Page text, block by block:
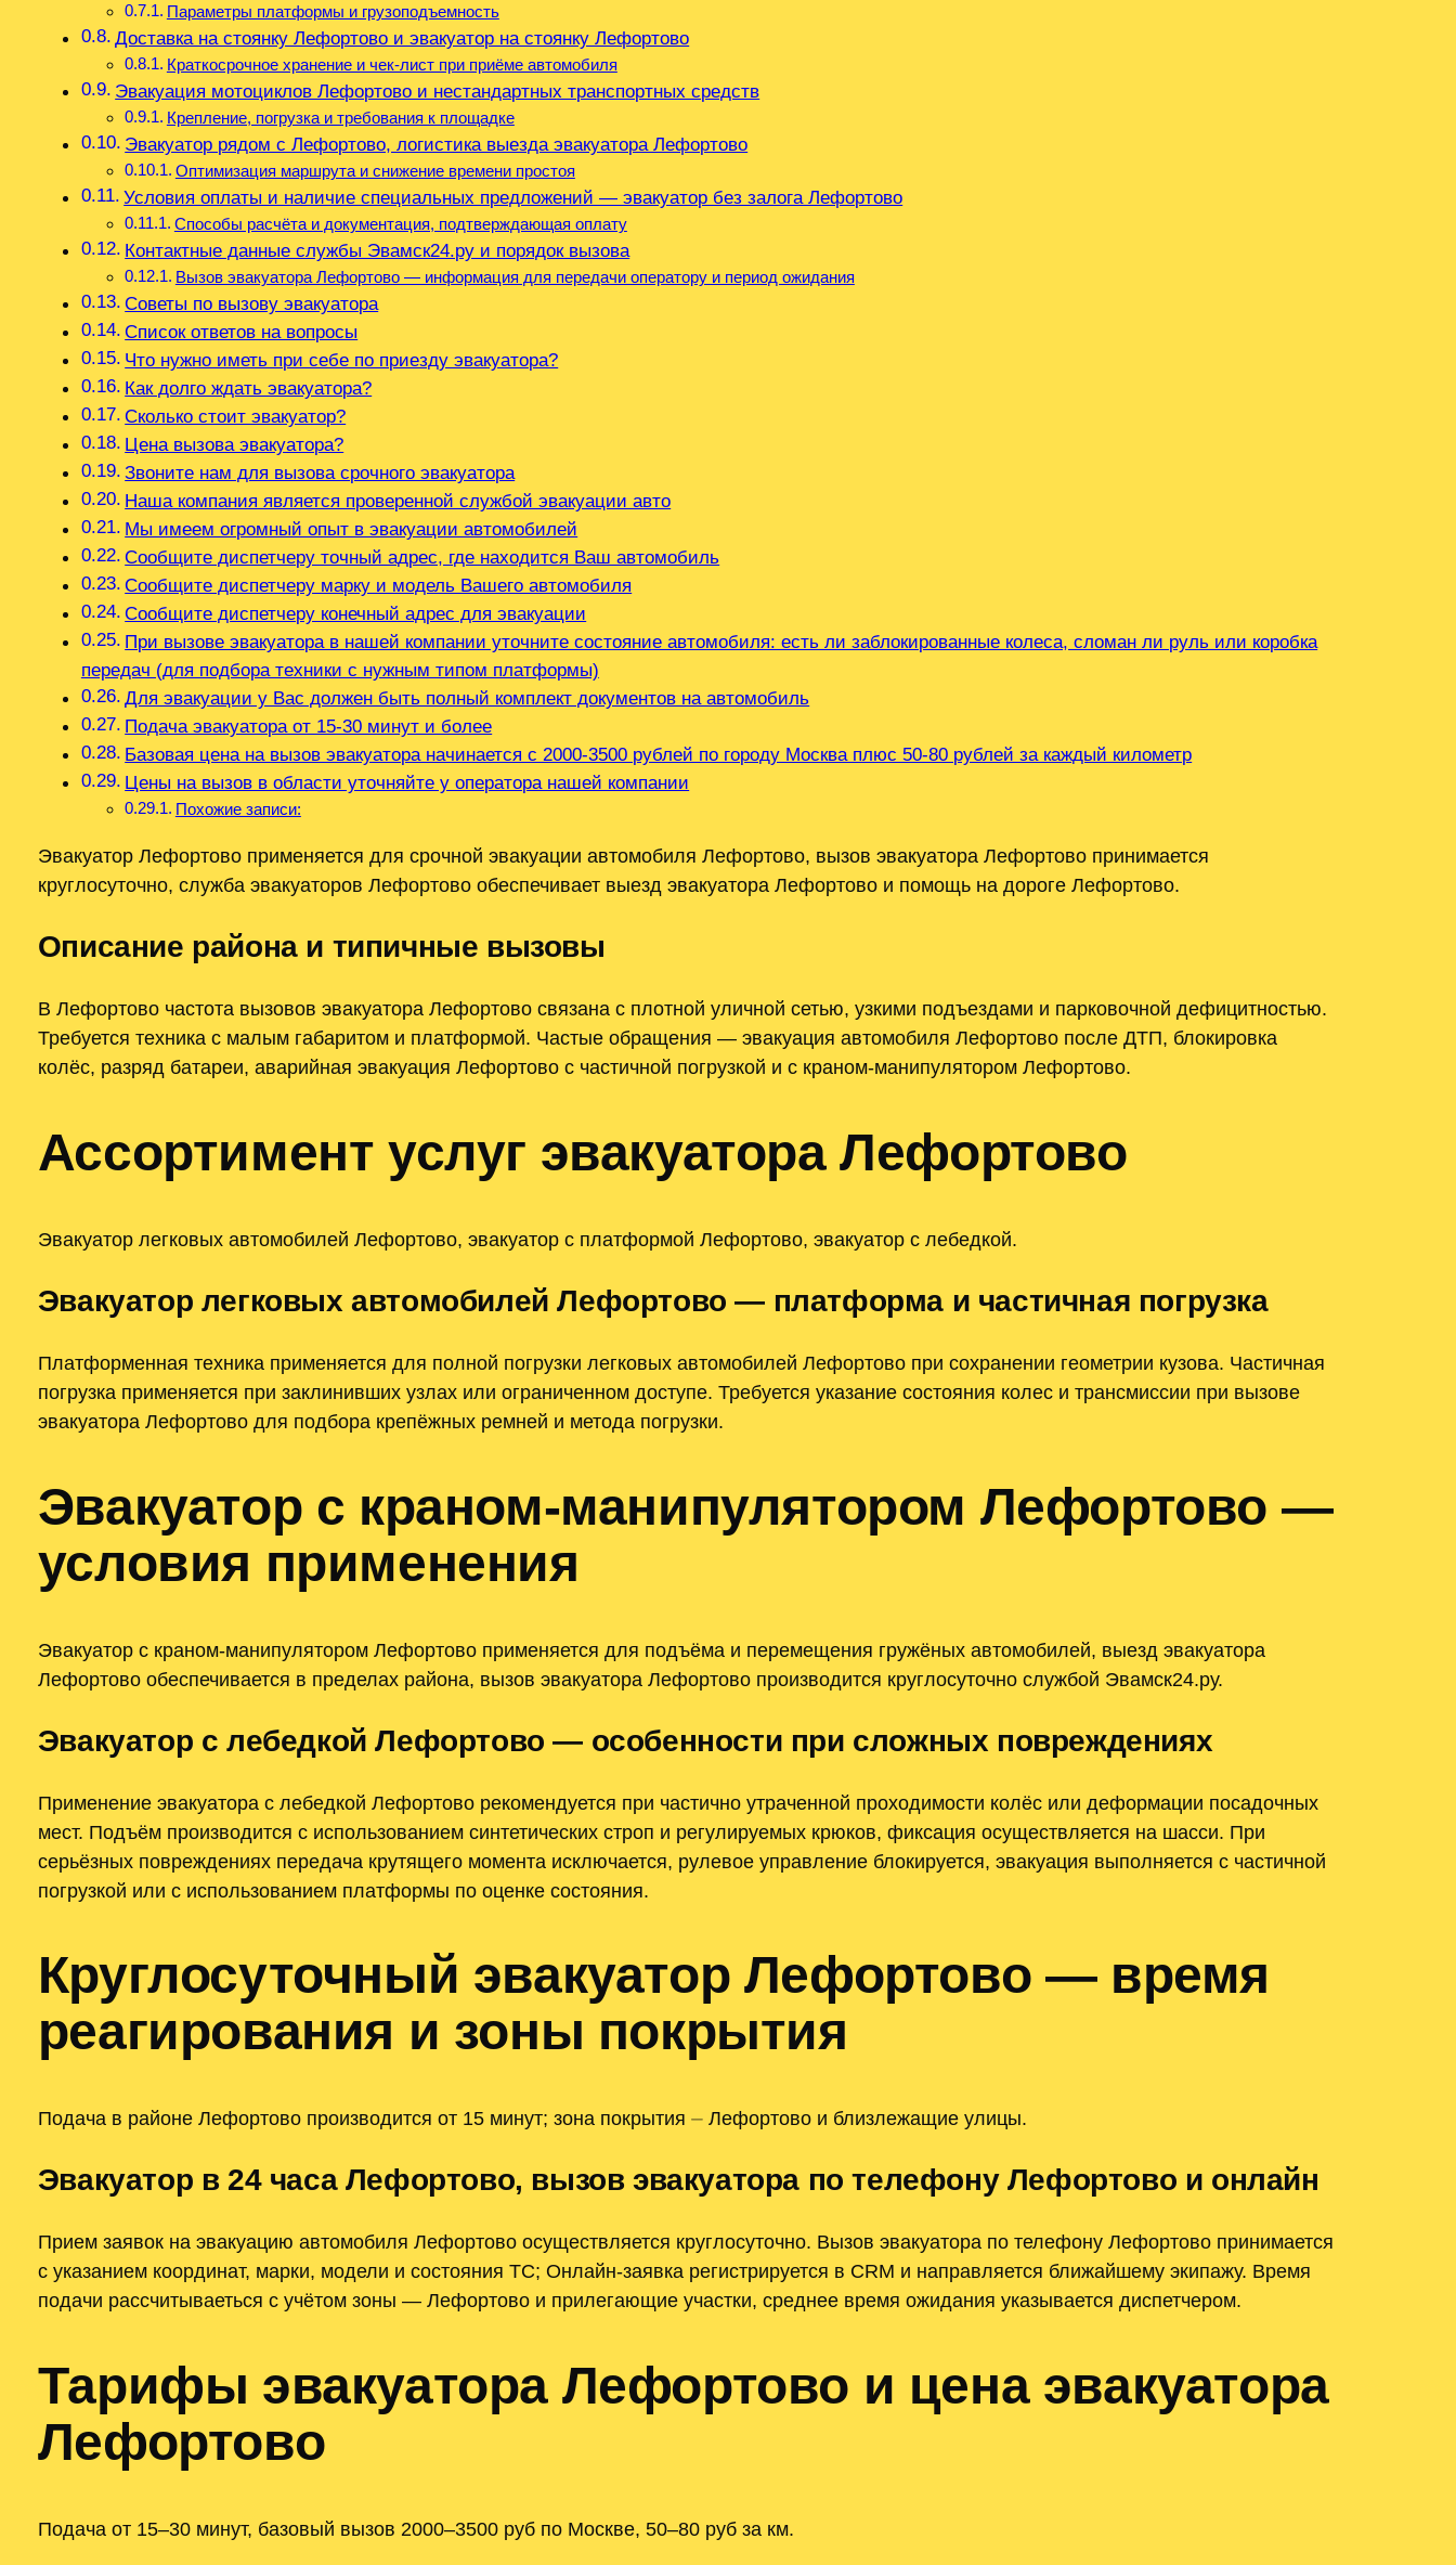
Параметры платформы и грузоподъемность
Доставка на стоянку Лефортово и эвакуатор на стоянку Лефортово
Краткосрочное хранение и чек-лист при приёме автомобиля
Эвакуация мотоциклов Лефортово и нестандартных транспортных средств
Крепление, погрузка и требования к площадке
Эвакуатор рядом с Лефортово, логистика выезда эвакуатора Лефортово
Оптимизация маршрута и снижение времени простоя
Условия оплаты и наличие специальных предложений — эвакуатор без залога Лефортово
Способы расчёта и документация, подтверждающая оплату
Контактные данные службы Эвамск24.ру и порядок вызова
Вызов эвакуатора Лефортово — информация для передачи оператору и период ожидания
Советы по вызову эвакуатора
Список ответов на вопросы
Что нужно иметь при себе по приезду эвакуатора?
Как долго ждать эвакуатора?
Сколько стоит эвакуатор?
Цена вызова эвакуатора?
Звоните нам для вызова срочного эвакуатора
Наша компания является проверенной службой эвакуации авто
Мы имеем огромный опыт в эвакуации автомобилей
Сообщите диспетчеру точный адрес, где находится Ваш автомобиль
Сообщите диспетчеру марку и модель Вашего автомобиля
Сообщите диспетчеру конечный адрес для эвакуации
При вызове эвакуатора в нашей компании уточните состояние автомобиля: есть ли заблокированные колеса, сломан ли руль или коробка
передач (для подбора техники с нужным типом платформы)
Для эвакуации у Вас должен быть полный комплект документов на автомобиль
Подача эвакуатора от 15-30 минут и более
Базовая цена на вызов эвакуатора начинается с 2000-3500 рублей по городу Москва плюс 50-80 рублей за каждый километр
Цены на вызов в области уточняйте у оператора нашей компании
Похожие записи:
Эвакуатор Лефортово применяется для срочной эвакуации автомобиля Лефортово, вызов эвакуатора Лефортово принимается
круглосуточно, служба эвакуаторов Лефортово обеспечивает выезд эвакуатора Лефортово и помощь на дороге Лефортово.
Описание района и типичные вызовы
В Лефортово частота вызовов эвакуатора Лефортово связана с плотной уличной сетью, узкими подъездами и парковочной дефицитностью.
Требуется техника с малым габаритом и платформой. Частые обращения — эвакуация автомобиля Лефортово после ДТП, блокировка
колёс, разряд батареи, аварийная эвакуация Лефортово с частичной погрузкой и с краном-манипулятором Лефортово.
Ассортимент услуг эвакуатора Лефортово
Эвакуатор легковых автомобилей Лефортово, эвакуатор с платформой Лефортово, эвакуатор с лебедкой.
Эвакуатор легковых автомобилей Лефортово — платформа и частичная погрузка
Платформенная техника применяется для полной погрузки легковых автомобилей Лефортово при сохранении геометрии кузова. Частичная
погрузка применяется при заклинивших узлах или ограниченном доступе. Требуется указание состояния колес и трансмиссии при вызове
эвакуатора Лефортово для подбора крепёжных ремней и метода погрузки.
Эвакуатор с краном-манипулятором Лефортово —
условия применения
Эвакуатор с краном-манипулятором Лефортово применяется для подъёма и перемещения гружёных автомобилей, выезд эвакуатора
Лефортово обеспечивается в пределах района, вызов эвакуатора Лефортово производится круглосуточно службой Эвамск24.ру.
Эвакуатор с лебедкой Лефортово — особенности при сложных повреждениях
Применение эвакуатора с лебедкой Лефортово рекомендуется при частично утраченной проходимости колёс или деформации посадочных
мест. Подъём производится с использованием синтетических строп и регулируемых крюков, фиксация осуществляется на шасси. При
серьёзных повреждениях передача крутящего момента исключается, рулевое управление блокируется, эвакуация выполняется с частичной
погрузкой или с использованием платформы по оценке состояния.
Круглосуточный эвакуатор Лефортово — время
реагирования и зоны покрытия
Подача в районе Лефортово производится от 15 минут; зона покрытия ⏤ Лефортово и близлежащие улицы.
Эвакуатор в 24 часа Лефортово, вызов эвакуатора по телефону Лефортово и онлайн
Прием заявок на эвакуацию автомобиля Лефортово осуществляется круглосуточно. Вызов эвакуатора по телефону Лефортово принимается
с указанием координат, марки, модели и состояния ТС; Онлайн-заявка регистрируется в CRM и направляется ближайшему экипажу. Время
подачи рассчитываеться с учётом зоны — Лефортово и прилегающие участки, среднее время ожидания указывается диспетчером.
Тарифы эвакуатора Лефортово и цена эвакуатора
Лефортово
Подача от 15–30 минут, базовый вызов 2000–3500 руб по Москве, 50–80 руб за км.